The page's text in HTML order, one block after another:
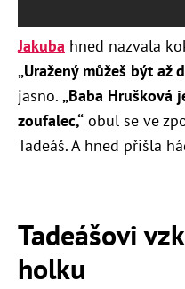
Jakuba hned nazvala
„Uražený můžeš být až
jasno. „Baba Hrušková
zoufalec,“ obul se ve
Tadeáš. A hned přišla
Tadeášovi
holku